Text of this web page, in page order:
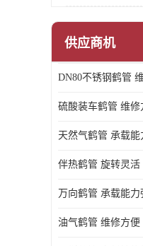
供应商机